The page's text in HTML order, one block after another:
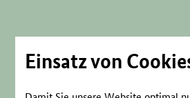
Einsatz von